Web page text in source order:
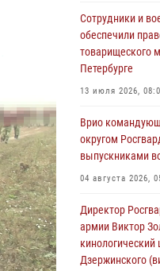
Росгвардейцы
для участников
(видео)
06 августа 2026,
В Курске
митинге,
вторжения ВСУ
06 августа 2026,
В Санкт-
задержал
подростку
06 августа 2026,
Сотрудники и
обеспечили
товарищеского
Петербурге
13 июля 2026,
Врио
округом
выпускниками
04 августа 2026,
Директор
армии Виктор
Дзержинского